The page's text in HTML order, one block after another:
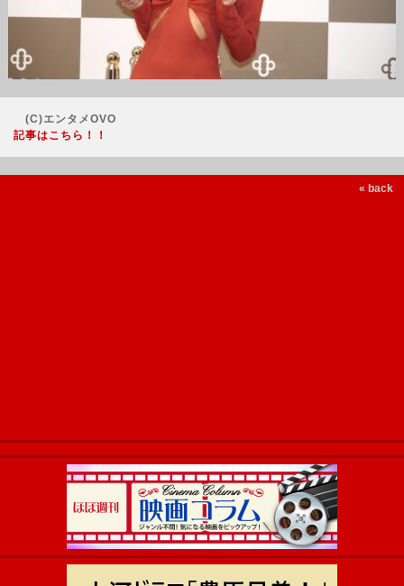
(C)エンタメOVO
記事はこちら！！
« back